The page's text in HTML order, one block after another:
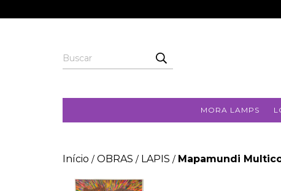
MORA LAMPS
Início / OBRAS / LAPIS / Mapamundi